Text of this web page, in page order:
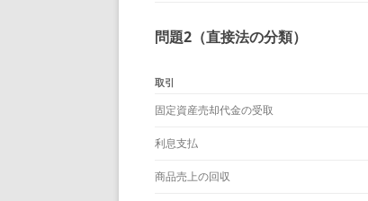
問題2（直接法の分類）
取引
固定資産売却代金の受取
利息支払
商品売上の回収